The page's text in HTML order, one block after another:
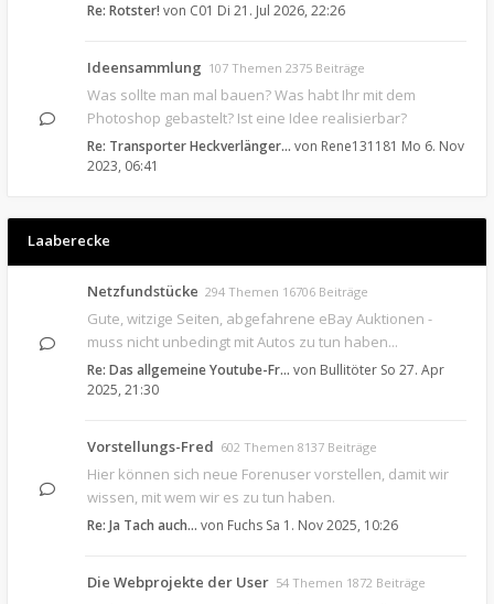
Re: Rotster! von C01 Di 21. Jul 2026, 22:26
Ideensammlung 107 Themen 2375 Beiträge
Was sollte man mal bauen? Was habt Ihr mit dem
Photoshop gebastelt? Ist eine Idee realisierbar?
Re: Transporter Heckverlänger… von Rene131181 Mo 6. Nov
2023, 06:41
Laaberecke
Netzfundstücke 294 Themen 16706 Beiträge
Gute, witzige Seiten, abgefahrene eBay Auktionen -
muss nicht unbedingt mit Autos zu tun haben...
Re: Das allgemeine Youtube-Fr… von Bullitöter So 27. Apr
2025, 21:30
Vorstellungs-Fred 602 Themen 8137 Beiträge
Hier können sich neue Forenuser vorstellen, damit wir
wissen, mit wem wir es zu tun haben.
Re: Ja Tach auch... von Fuchs Sa 1. Nov 2025, 10:26
Die Webprojekte der User 54 Themen 1872 Beiträge